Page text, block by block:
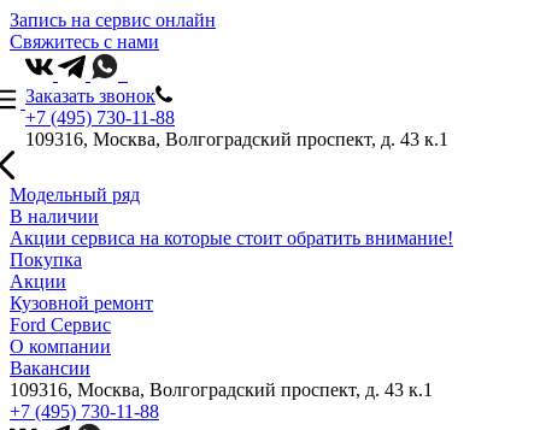
Запись на сервис онлайн
Свяжитесь с нами
Заказать звонок
+7 (495) 730-11-88
109316, Москва, Волгоградский проспект, д. 43 к.1
Модельный ряд
В наличии
Акции сервиса на которые стоит обратить внимание!
Покупка
Акции
Кузовной ремонт
Ford Сервис
О компании
Вакансии
109316, Москва, Волгоградский проспект, д. 43 к.1
+7 (495) 730-11-88